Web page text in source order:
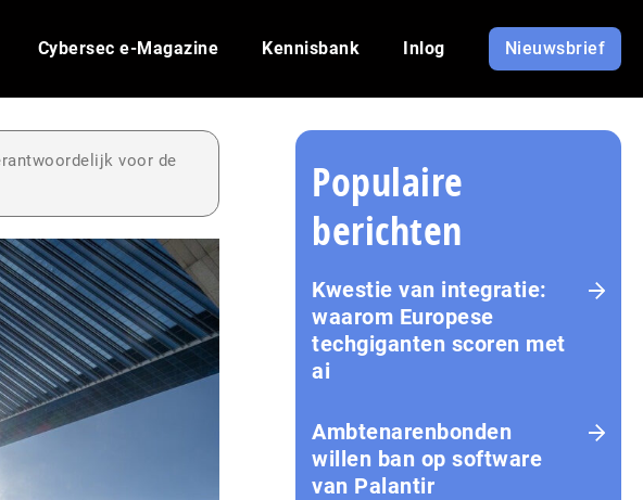
Cybersec e-Magazine Kennisbank Inlog Nieuwsbrief
voor de
Populaire
berichten
Kwestie van integratie:
waarom Europese
techgiganten scoren met
ai
Amb­te­na­ren­bon­den
willen ban op software
van Palantir